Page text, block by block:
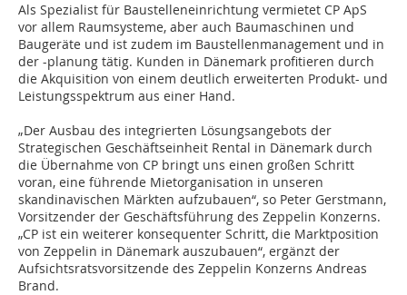
Als Spezialist für Baustelleneinrichtung vermietet CP ApS
vor allem Raumsysteme, aber auch Baumaschinen und
Baugeräte und ist zudem im Baustellenmanagement und in
der -planung tätig. Kunden in Dänemark profitieren durch
die Akquisition von einem deutlich erweiterten Produkt- und
Leistungsspektrum aus einer Hand.
„Der Ausbau des integrierten Lösungsangebots der
Strategischen Geschäftseinheit Rental in Dänemark durch
die Übernahme von CP bringt uns einen großen Schritt
voran, eine führende Mietorganisation in unseren
skandinavischen Märkten aufzubauen“, so Peter Gerstmann,
Vorsitzender der Geschäftsführung des Zeppelin Konzerns.
„CP ist ein weiterer konsequenter Schritt, die Marktposition
von Zeppelin in Dänemark auszubauen“, ergänzt der
Aufsichtsratsvorsitzende des Zeppelin Konzerns Andreas
Brand.